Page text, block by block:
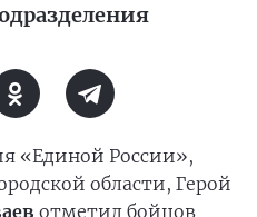
«Единой России»,
области, Герой
отметил бойцов